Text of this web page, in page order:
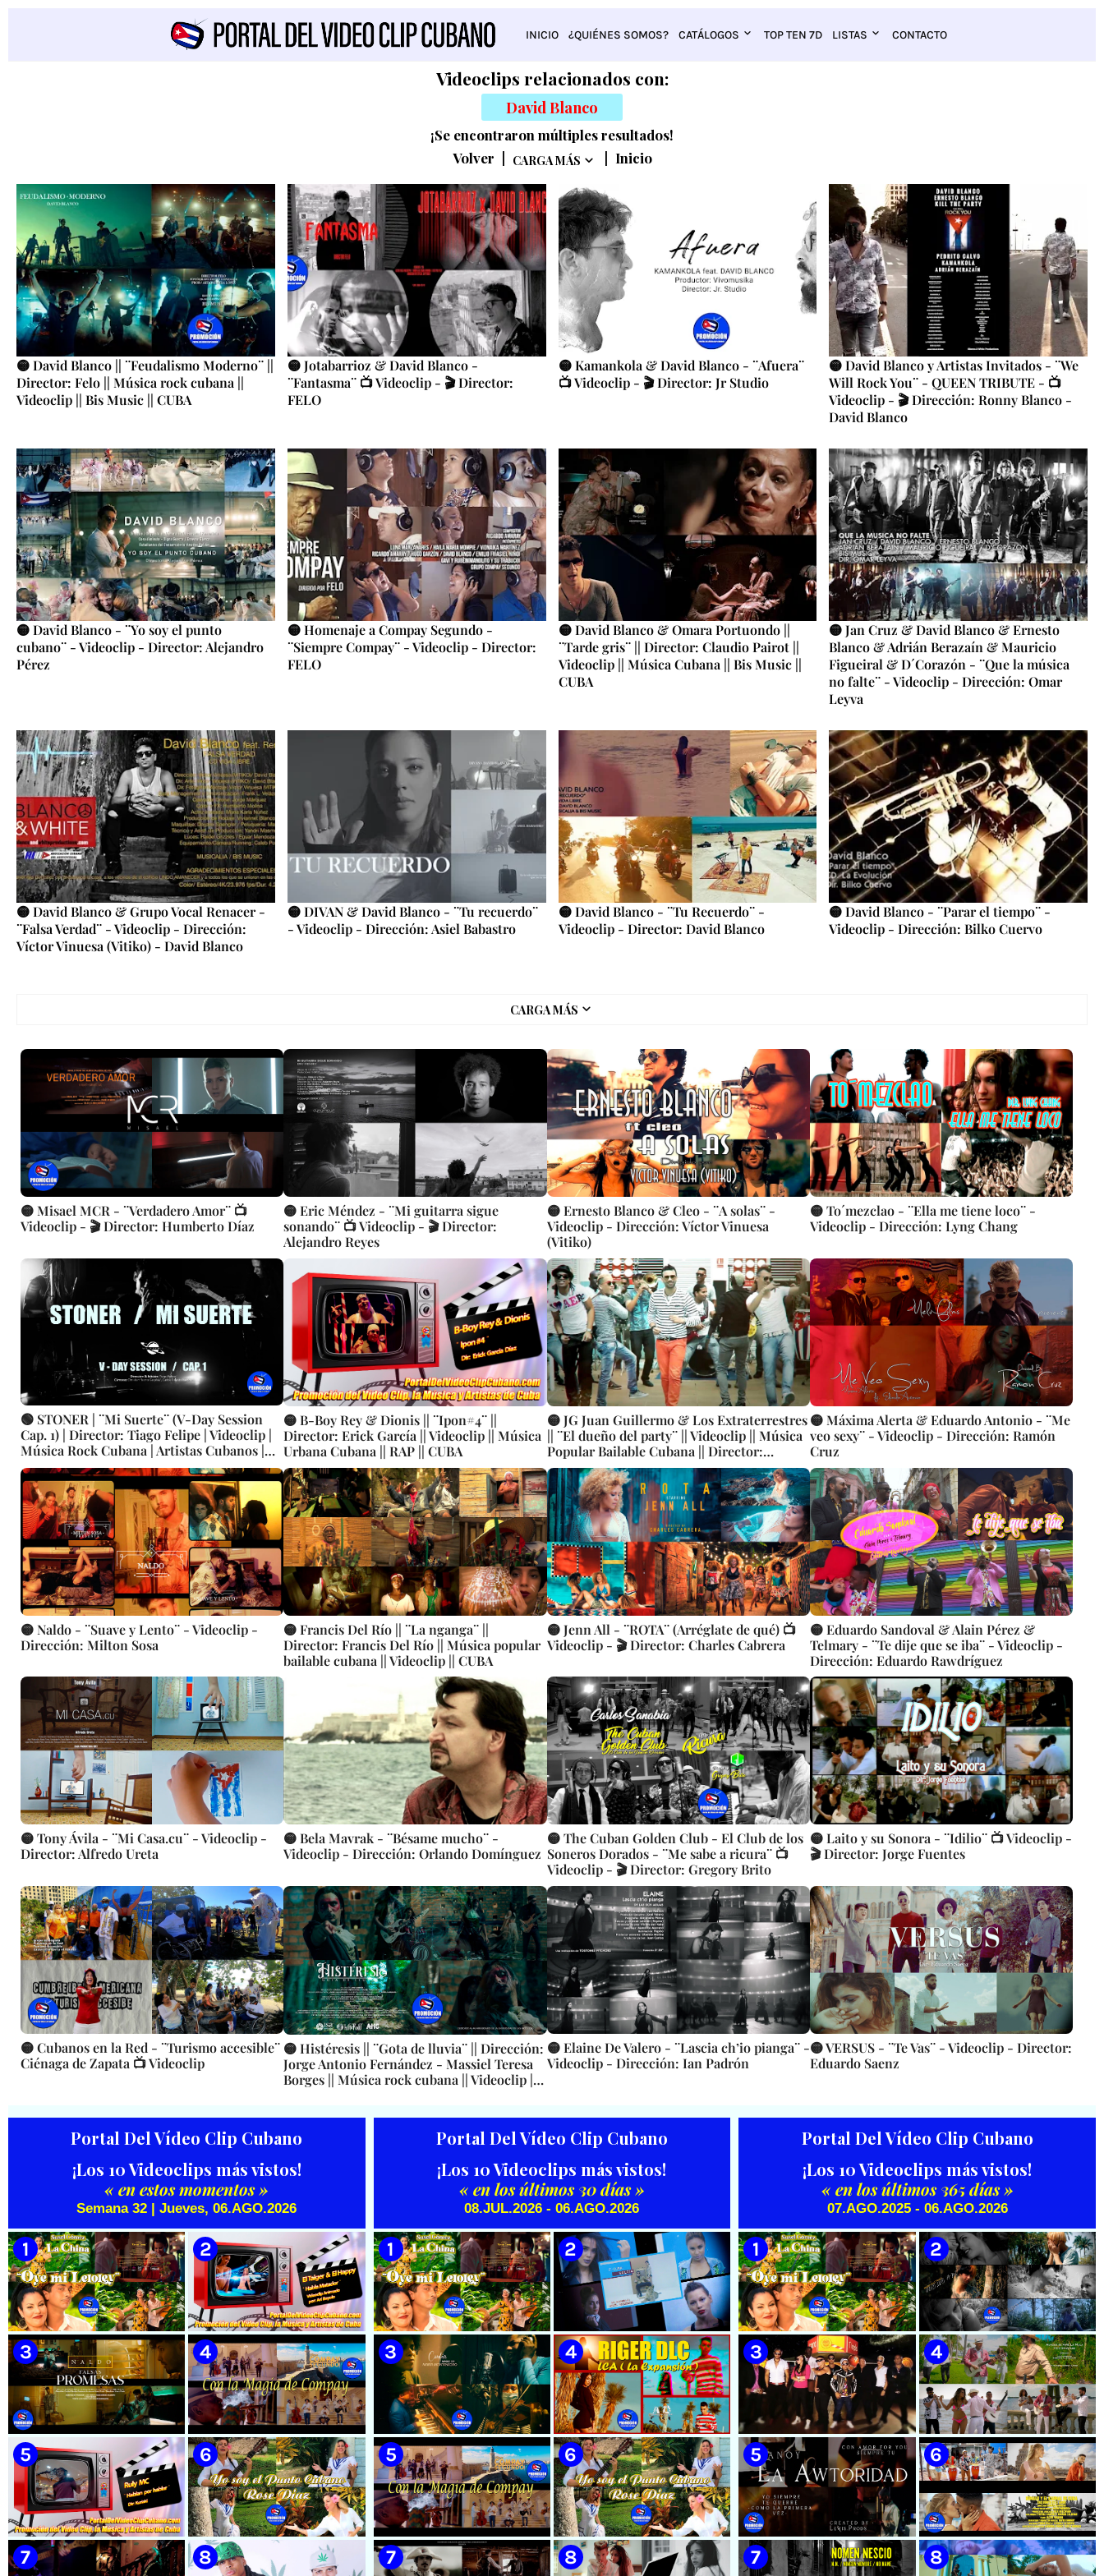
INICIO ¿QUIÉNES SOMOS? CATÁLOGOS TOP TEN 7D LISTAS CONTACTO
Videoclips relacionados con:
David Blanco
¡Se encontraron múltiples resultados!
Volver
CARGA MÁS Inicio
🟡 David Blanco || ¨Feudalismo Moderno¨ ||
Director: Felo || Música rock cubana ||
Videoclip || Bis Music || CUBA
🟡 Jotabarrioz & David Blanco -
¨Fantasma¨ 📺 Videoclip - 🎬 Director:
FELO
🟡 Kamankola & David Blanco - ¨Afuera¨
📺 Videoclip - 🎬 Director: Jr Studio
🟡 David Blanco y Artistas Invitados - ¨We
Will Rock You¨ - QUEEN TRIBUTE - 📺
Videoclip - 🎬 Dirección: Ronny Blanco -
David Blanco
🟡 David Blanco - ¨Yo soy el punto
cubano¨ - Videoclip - Director: Alejandro
Pérez
🟡 Homenaje a Compay Segundo -
¨Siempre Compay¨ - Videoclip - Director:
FELO
🟡 David Blanco & Omara Portuondo ||
¨Tarde gris¨ || Director: Claudio Pairot ||
Videoclip || Música Cubana || Bis Music ||
CUBA
🟡 Jan Cruz & David Blanco & Ernesto
Blanco & Adrián Berazaín & Mauricio
Figueiral & D´Corazón - ¨Que la música
no falte¨ - Videoclip - Dirección: Omar
Leyva
🟡 David Blanco & Grupo Vocal Renacer -
¨Falsa Verdad¨ - Videoclip - Dirección:
Víctor Vinuesa (Vitiko) - David Blanco
🟡 DIVAN & David Blanco - ¨Tu recuerdo¨
- Videoclip - Dirección: Asiel Babastro
🟡 David Blanco - ¨Tu Recuerdo¨ -
Videoclip - Director: David Blanco
🟡 David Blanco - ¨Parar el tiempo¨ -
Videoclip - Dirección: Bilko Cuervo
CARGA MÁS
🟡 Misael MCR - ¨Verdadero Amor¨ 📺
Videoclip - 🎬 Director: Humberto Díaz
🟡 Eric Méndez - ¨Mi guitarra sigue
sonando¨ 📺 Videoclip - 🎬 Director:
Alejandro Reyes
🟡 Ernesto Blanco & Cleo - ¨A solas¨ -
Videoclip - Dirección: Víctor Vinuesa
(Vitiko)
🟡 To´mezclao - ¨Ella me tiene loco¨ -
Videoclip - Dirección: Lyng Chang
🟢 STONER | ¨Mi Suerte¨ (V-Day Session
Cap. 1) | Director: Tiago Felipe | Videoclip |
Música Rock Cubana | Artistas Cubanos |
Canción | CUBA
🟡 B-Boy Rey & Dionis || ¨Ipon#4¨ ||
Director: Erick García || Videoclip || Música
Urbana Cubana || RAP || CUBA
🟡 JG Juan Guillermo & Los Extraterrestres
|| ¨El dueño del party¨ || Videoclip || Música
Popular Bailable Cubana || Director:
AdrianoDJ || CUBA
🟡 Máxima Alerta & Eduardo Antonio - ¨Me
veo sexy¨ - Videoclip - Dirección: Ramón
Cruz
🟡 Naldo - ¨Suave y Lento¨ - Videoclip -
Dirección: Milton Sosa
🟡 Francis Del Río || ¨La nganga¨ ||
Director: Francis Del Río || Música popular
bailable cubana || Videoclip || CUBA
🟡 Jenn All - ¨ROTA¨ (Arréglate de qué) 📺
Videoclip - 🎬 Director: Charles Cabrera
🟡 Eduardo Sandoval & Alain Pérez &
Telmary - ¨Te dije que se iba¨ - Videoclip -
Dirección: Eduardo Rawdríguez
🟡 Tony Ávila - ¨Mi Casa.cu¨ - Videoclip -
Director: Alfredo Ureta
🟡 Bela Mavrak - ¨Bésame mucho¨ -
Videoclip - Dirección: Orlando Domínguez
🟡 The Cuban Golden Club - El Club de los
Soneros Dorados - ¨Me sabe a ricura¨ 📺
Videoclip - 🎬 Director: Gregory Brito
🟡 Laito y su Sonora - ¨Idilio¨ 📺 Videoclip -
🎬 Director: Jorge Fuentes
🟡 Cubanos en la Red - ¨Turismo accesible¨
Ciénaga de Zapata 📺 Videoclip
🟡 Histéresis || ¨Gota de lluvia¨ || Dirección:
Jorge Antonio Fernández - Massiel Teresa
Borges || Música rock cubana || Videoclip ||
🟡 Elaine De Valero - ¨Lascia ch’io pianga¨ -
Videoclip - Dirección: Ian Padrón
🟡 VERSUS - ¨Te Vas¨ - Videoclip - Director:
Eduardo Saenz
Portal Del Vídeo Clip Cubano
¡Los 10 Videoclips más vistos!
« en estos momentos »
Semana 32 | Jueves, 06.AGO.2026
🟡 Susel Gómez (La China) ||
¨Oye Mi Leloley¨ || Director:
Onelio Jesús Larralde González
|| Música popular bailable
cubana || Videoclip || CUBA
🟡 El Taiger & El Happy ||
¨Habla Matador¨ || Videoclip
Animado || Director: Arí Bayolo
|| Música Urbana Cubana ||
CUBA
🟡 Naldo - ¨Falsas Promesas¨ 📺
Videoclip - 🎬 Dirección:
Visualeme
🟡 Grupo Compay Segundo ||
¨Con La Magia de Compay¨ ||
Música popular tradicional
cubana || Videoclip || CUBA
Portal Del Vídeo Clip Cubano
¡Los 10 Videoclips más vistos!
« en los últimos 30 días »
08.JUL.2026 - 06.AGO.2026
🟡 Susel Gómez (La China) ||
¨Oye Mi Leloley¨ || Director:
Onelio Jesús Larralde González
|| Música popular bailable
cubana || Videoclip || CUBA
🟡 F-CUBA - ¨Solita¨ -
Videoclip - Director: Asiel
Babastro
🟡 María Montenegro -
¨Confía¨ 📺 Videoclip. CUBA
🟡 Riger DLC || ¨LCA ( La
Expansión )¨ || Director: Dani
A.R || Música cubana || Videoclip
|| CUBA
Portal Del Vídeo Clip Cubano
¡Los 10 Videoclips más vistos!
« en los últimos 365 días »
07.AGO.2025 - 06.AGO.2026
🟡 Susel Gómez (La China) ||
¨Oye Mi Leloley¨ || Director:
Onelio Jesús Larralde González
|| Música popular bailable
cubana || Videoclip || CUBA
🟢 Pirro | ¨Vuelve a mi¨ |
Videoclip | Música Urbana
Cubana | Artistas Cubanos |
Canción | CUBA
🔴 Osmani García & Varios
Artistas | ¨Chupi Chupi¨ |
Director: Joel Guilian |
Videoclip | Música Urbana
Cubana | Artistas Cubanos |
🟡 Tico González - ¨Aunque se
pare la mula¨ - Videoclip -
Dirección: John Meriles -
Roberto C. González